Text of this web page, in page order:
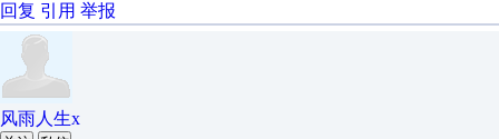
回复 引用 举报
风雨人生x